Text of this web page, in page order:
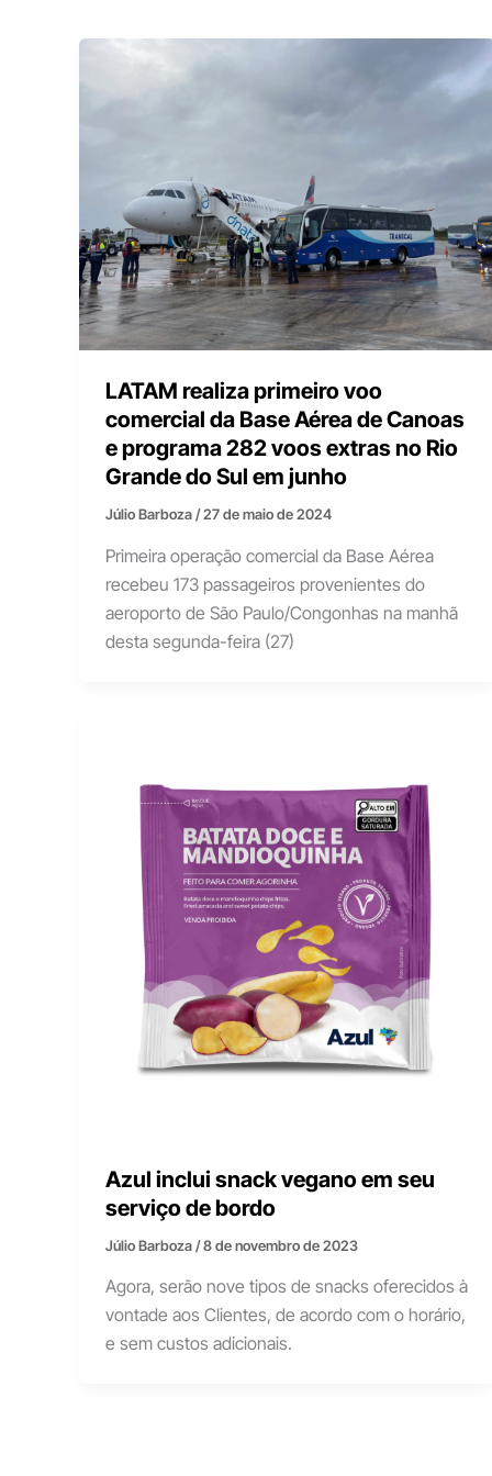
LATAM realiza primeiro voo
comercial da Base Aérea de Canoas
e programa 282 voos extras no Rio
Grande do Sul em junho
Júlio Barboza/27 de maio de 2024
Primeira operação comercial da Base Aérea
recebeu 173 passageiros provenientes do
aeroporto de São Paulo/Congonhas na manhã
desta segunda-feira (27)
Azul inclui snack vegano em seu
serviço de bordo
Júlio Barboza/8 de novembro de 2023
Agora, serão nove tipos de snacks oferecidos à
vontade aos Clientes, de acordo com o horário,
e sem custos adicionais.